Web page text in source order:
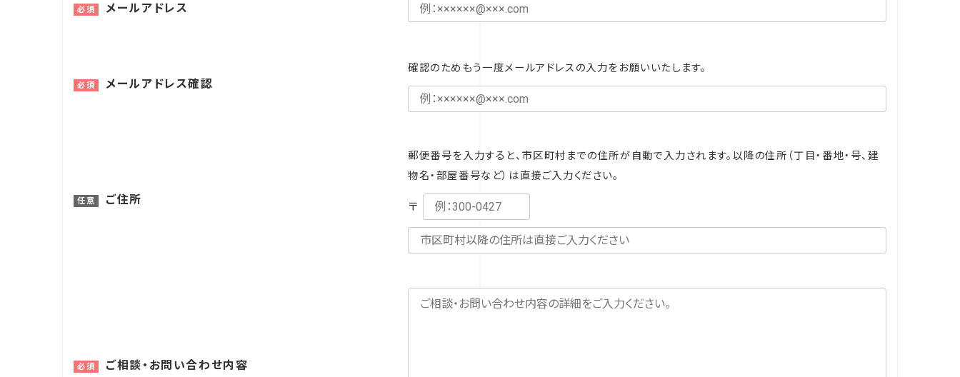
必須 メールアドレス
必須 メールアドレス確認
確認のためもう一度メールアドレスの入力をお願いいたします。
任意 ご住所
郵便番号を入力すると、市区町村までの住所が自動で入力されます。以降の住所（丁目・番地・号、建
物名・部屋番号など）は直接ご入力ください。
〒
必須 ご相談・お問い合わせ内容